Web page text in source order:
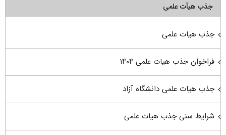
جذب هیأت علمی
جذب هیات علمی
فراخوان جذب هیات علمی ۱۴۰۴
جذب هیات علمی دانشگاه آزاد
شرایط سنی جذب هیات علمی